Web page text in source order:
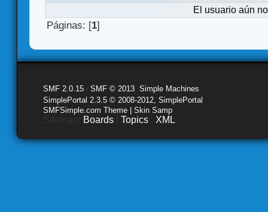
El usuario aún
Páginas: [1]
SMF 2.0.15 SMF © 2013 Simple Machines
SimplePortal 2.3.5 © 2008-2012, SimplePortal
SMFSimple.com Theme | Skin Samp
Boards Topics XML